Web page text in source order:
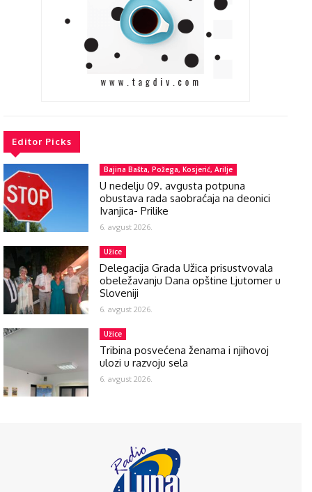
Editor Picks
Bajina Bašta, Požega, Kosjerić, Arilje
U nedelju 09. avgusta potpuna
obustava rada saobraćaja na deonici
Ivanjica- Prilike
6. avgust 2026.
Užice
Delegacija Grada Užica prisustvovala
obeležavanju Dana opštine Ljutomer u
Sloveniji
6. avgust 2026.
Užice
Tribina posvećena ženama i njihovoj
ulozi u razvoju sela
6. avgust 2026.